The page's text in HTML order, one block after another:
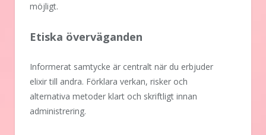
möjligt.
Etiska överväganden
Informerat samtycke är centralt när du erbjuder
elixir till andra. Förklara verkan, risker och
alternativa metoder klart och skriftligt innan
administrering.